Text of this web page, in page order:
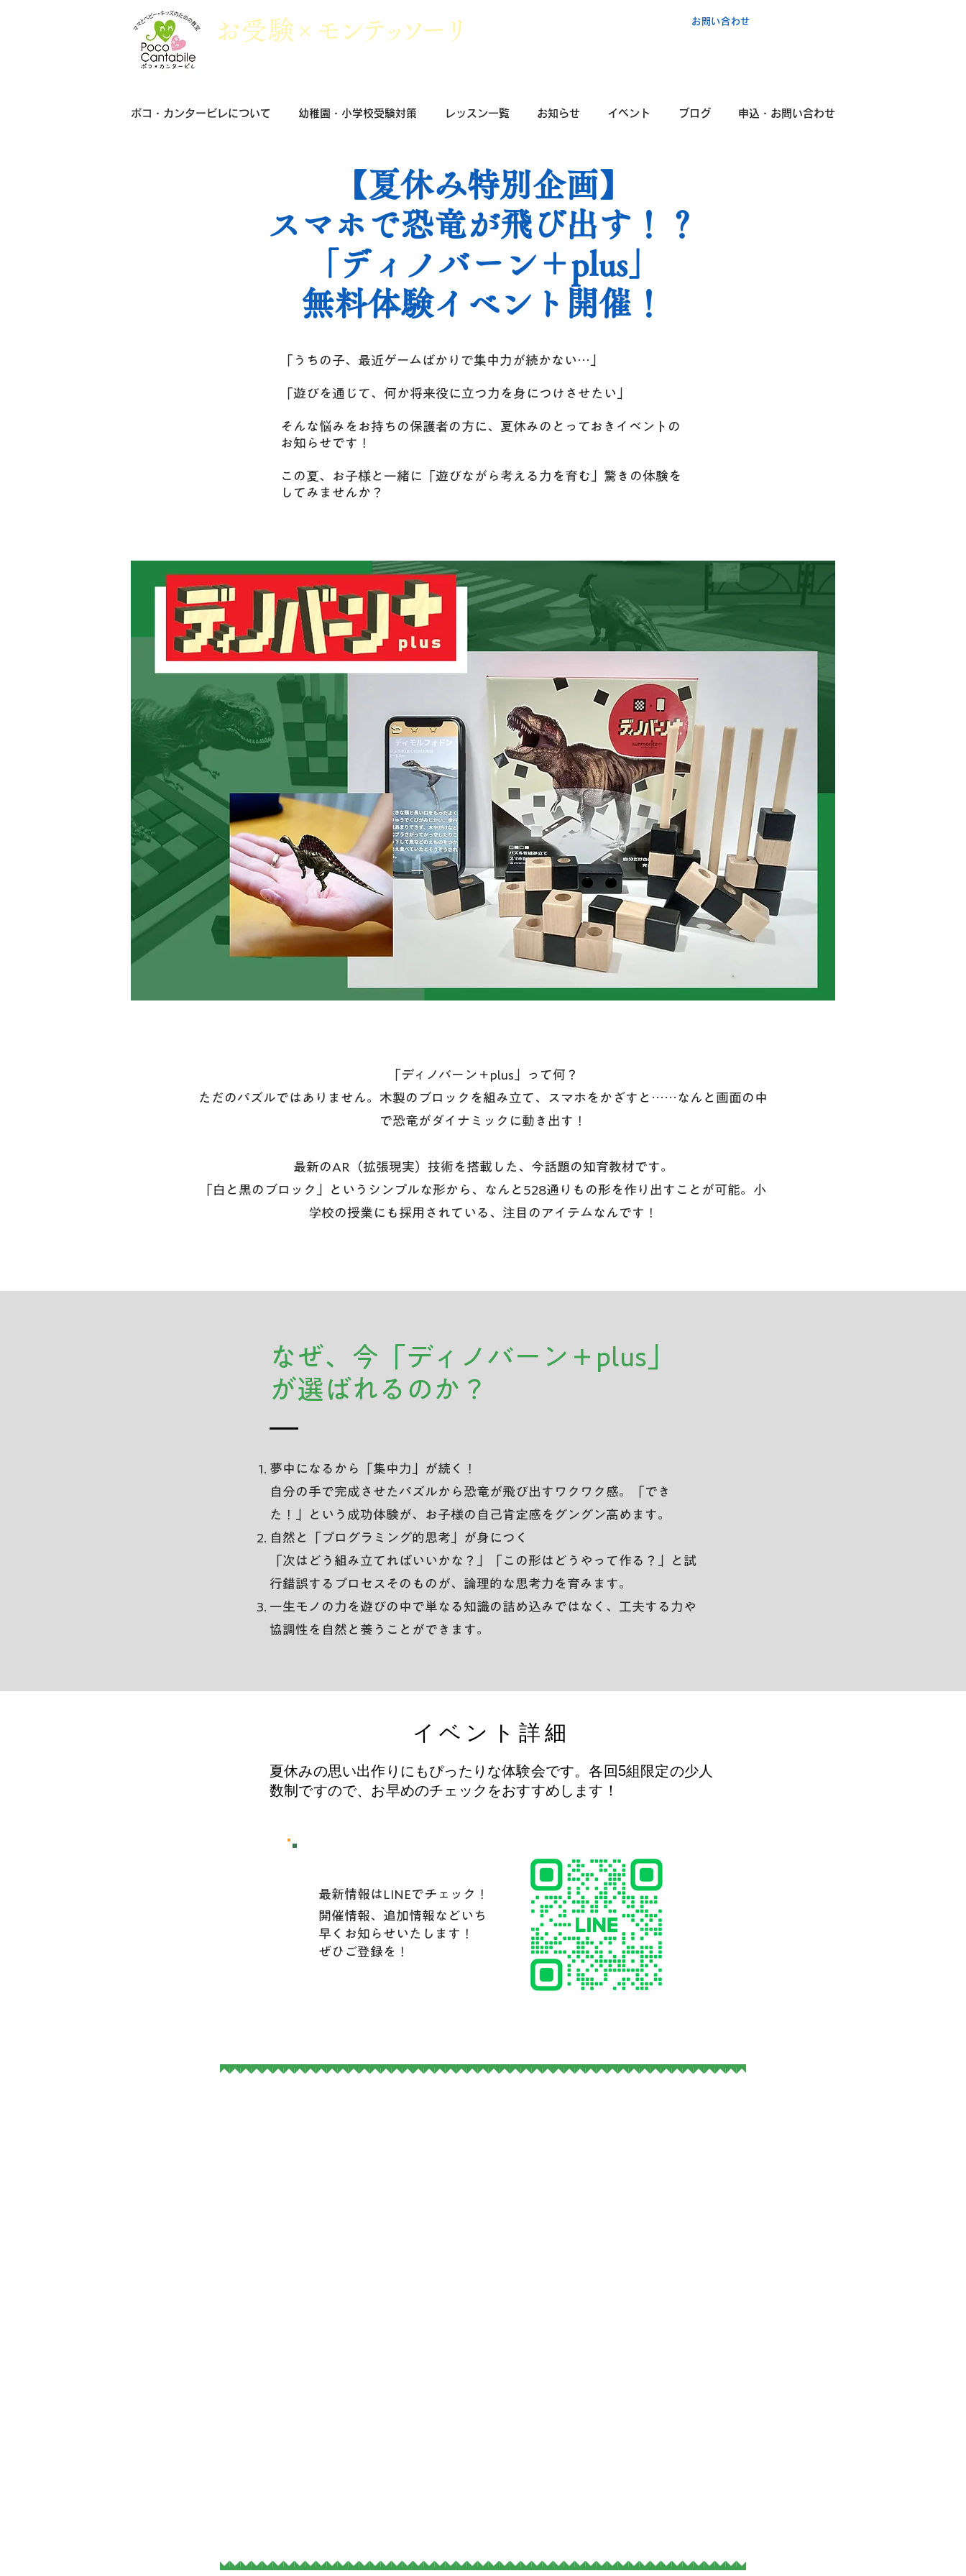
​お受験× モンテッソーリ お問い合わせ
【夏休み特別企画】
スマホで恐竜が飛び出す！？
「ディノバーン＋plus」
無料体験イベント開催！
「うちの子、最近ゲームばかりで集中力が続かない…」
「遊びを通じて、何か将来役に立つ力を身につけさせたい」
​そんな悩みをお持ちの保護者の方に、夏休みのとっておきイベントの
お知らせです！
​この夏、お子様と一緒に「遊びながら考える力を育む」驚きの体験を
してみませんか？
​「ディノバーン＋plus」って何？
​ただのパズルではありません。木製のブロックを組み立て、スマホをかざすと……なんと画面の中
で恐竜がダイナミックに動き出す！
​最新のAR（拡張現実）技術を搭載した、今話題の知育教材です。
「白と黒のブロック」というシンプルな形から、なんと528通りもの形を作り出すことが可能。小
学校の授業にも採用されている、注目のアイテムなんです！
​なぜ、今「ディノバーン＋plus」
が選ばれるのか？
夢中になるから「集中力」が続く！
自分の手で完成させたパズルから恐竜が飛び出すワクワク感。「でき
た！」という成功体験が、お子様の自己肯定感をグングン高めます。
自然と「プログラミング的思考」が身につく
「次はどう組み立てればいいかな？」「この形はどうやって作る？」と試
行錯誤するプロセスそのものが、論理的な思考力を育みます。
一生モノの力を遊びの中で単なる知識の詰め込みではなく、工夫する力や
協調性を自然と養うことができます。
​イベント詳細
​夏休みの思い出作りにもぴったりな体験会です。各回5組限定の少人
数制ですので、お早めのチェックをおすすめします！
最新情報はLINEでチェック！
開催情報、追加情報などいち
早くお知らせいたします！
ぜひご登録を！
ポコ・カンタービレについて 幼稚園・小学校受験対策 レッスン一覧 お知らせ イベント ブログ 申込・お問い合わせ